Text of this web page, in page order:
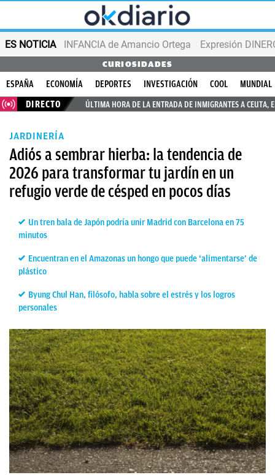
ES NOTICIA INFANCIA de Amancio Ortega Expresión
CURIOSIDADES
ESPAÑA ECONOMÍA DEPORTES INVESTIGACIÓN COOL
MUNDIAL
DIRECTO
ÚLTIMA HORA DE LA ENTRADA DE INMIGRANTES A CEUTA,
JARDINERÍA
Adiós a sembrar hierba: la tendencia de
2026 para transformar tu jardín en un
refugio verde de césped en pocos días
Un tren bala de Japón podría unir Madrid con Barcelona en 75
minutos
Encuentran en el Amazonas un hongo que puede ‘alimentarse’ de
plástico
Byung Chul Han, filósofo, habla sobre el estrés y los logros
personales